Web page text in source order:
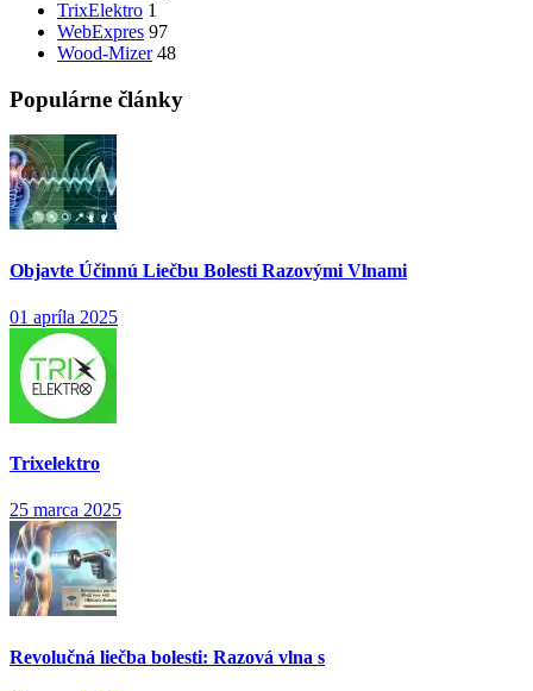
TrixElektro 1
WebExpres 97
Wood-Mizer 48
Populárne články
Objavte Účinnú Liečbu Bolesti Razovými Vlnami
01 apríla 2025
Trixelektro
25 marca 2025
Revolučná liečba bolesti: Razová vlna s